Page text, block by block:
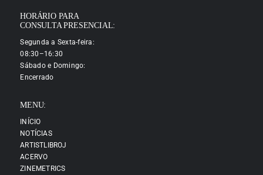
HORÁRIO PARA
CONSULTA PRESENCIAL:
Segunda a Sexta-feira:
08:30–16:30
Sábado e Domingo:
Encerrado
MENU:
INÍCIO
NOTÍCIAS
ARTISTLIBROJ
ACERVO
ZINEMETRICS